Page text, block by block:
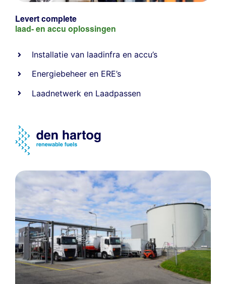
Levert complete
laad- en accu oplossingen
Installatie van laadinfra en accu’s
Energiebeheer en ERE’s
Laadnetwerk en Laadpassen